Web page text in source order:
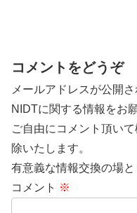
コメントをどうぞ
メールアドレスが公開
NIDTに関する情報をお
ご自由にコメント頂い
除いたします。
有意義な情報交換の場と
コメント ※